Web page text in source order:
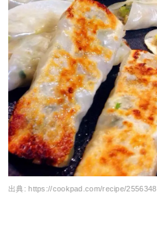
出典:https://cookpad.com/recipe/2556348